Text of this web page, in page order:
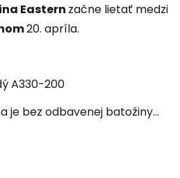
Eastern začne lietať medzi
20. apríla.
A330-200
je bez odbavenej batožiny...